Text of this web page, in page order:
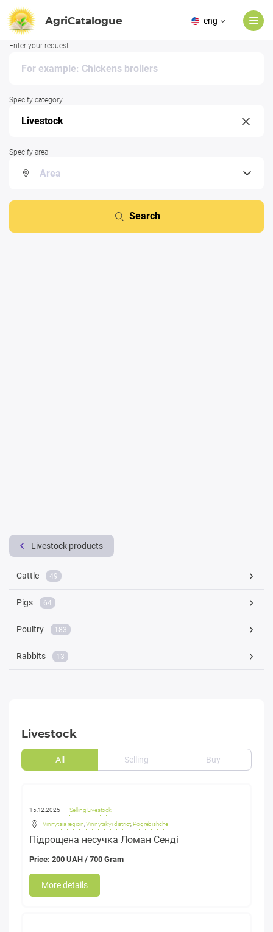
AgriCatalogue eng
Enter your request
Specify category
Specify area
Search
Livestock products
Cattle 49
Pigs 64
Poultry 183
Rabbits 13
Livestock
All Selling Buy
15.12.2025 Selling Livestock
Vinnytsia region ,Vinnytskyi district, Pogrebishche
Підрощена несучка Ломан Сенді
Price: 200 UAH / 700 Gram
More details